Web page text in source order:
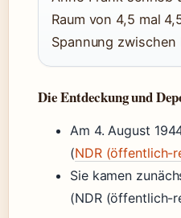
Raum von 4,5 mal
Spannung
Die Entdeckung und
Am 4. August
(NDR (öffentlich-
Sie kamen
(NDR (öffentlich-